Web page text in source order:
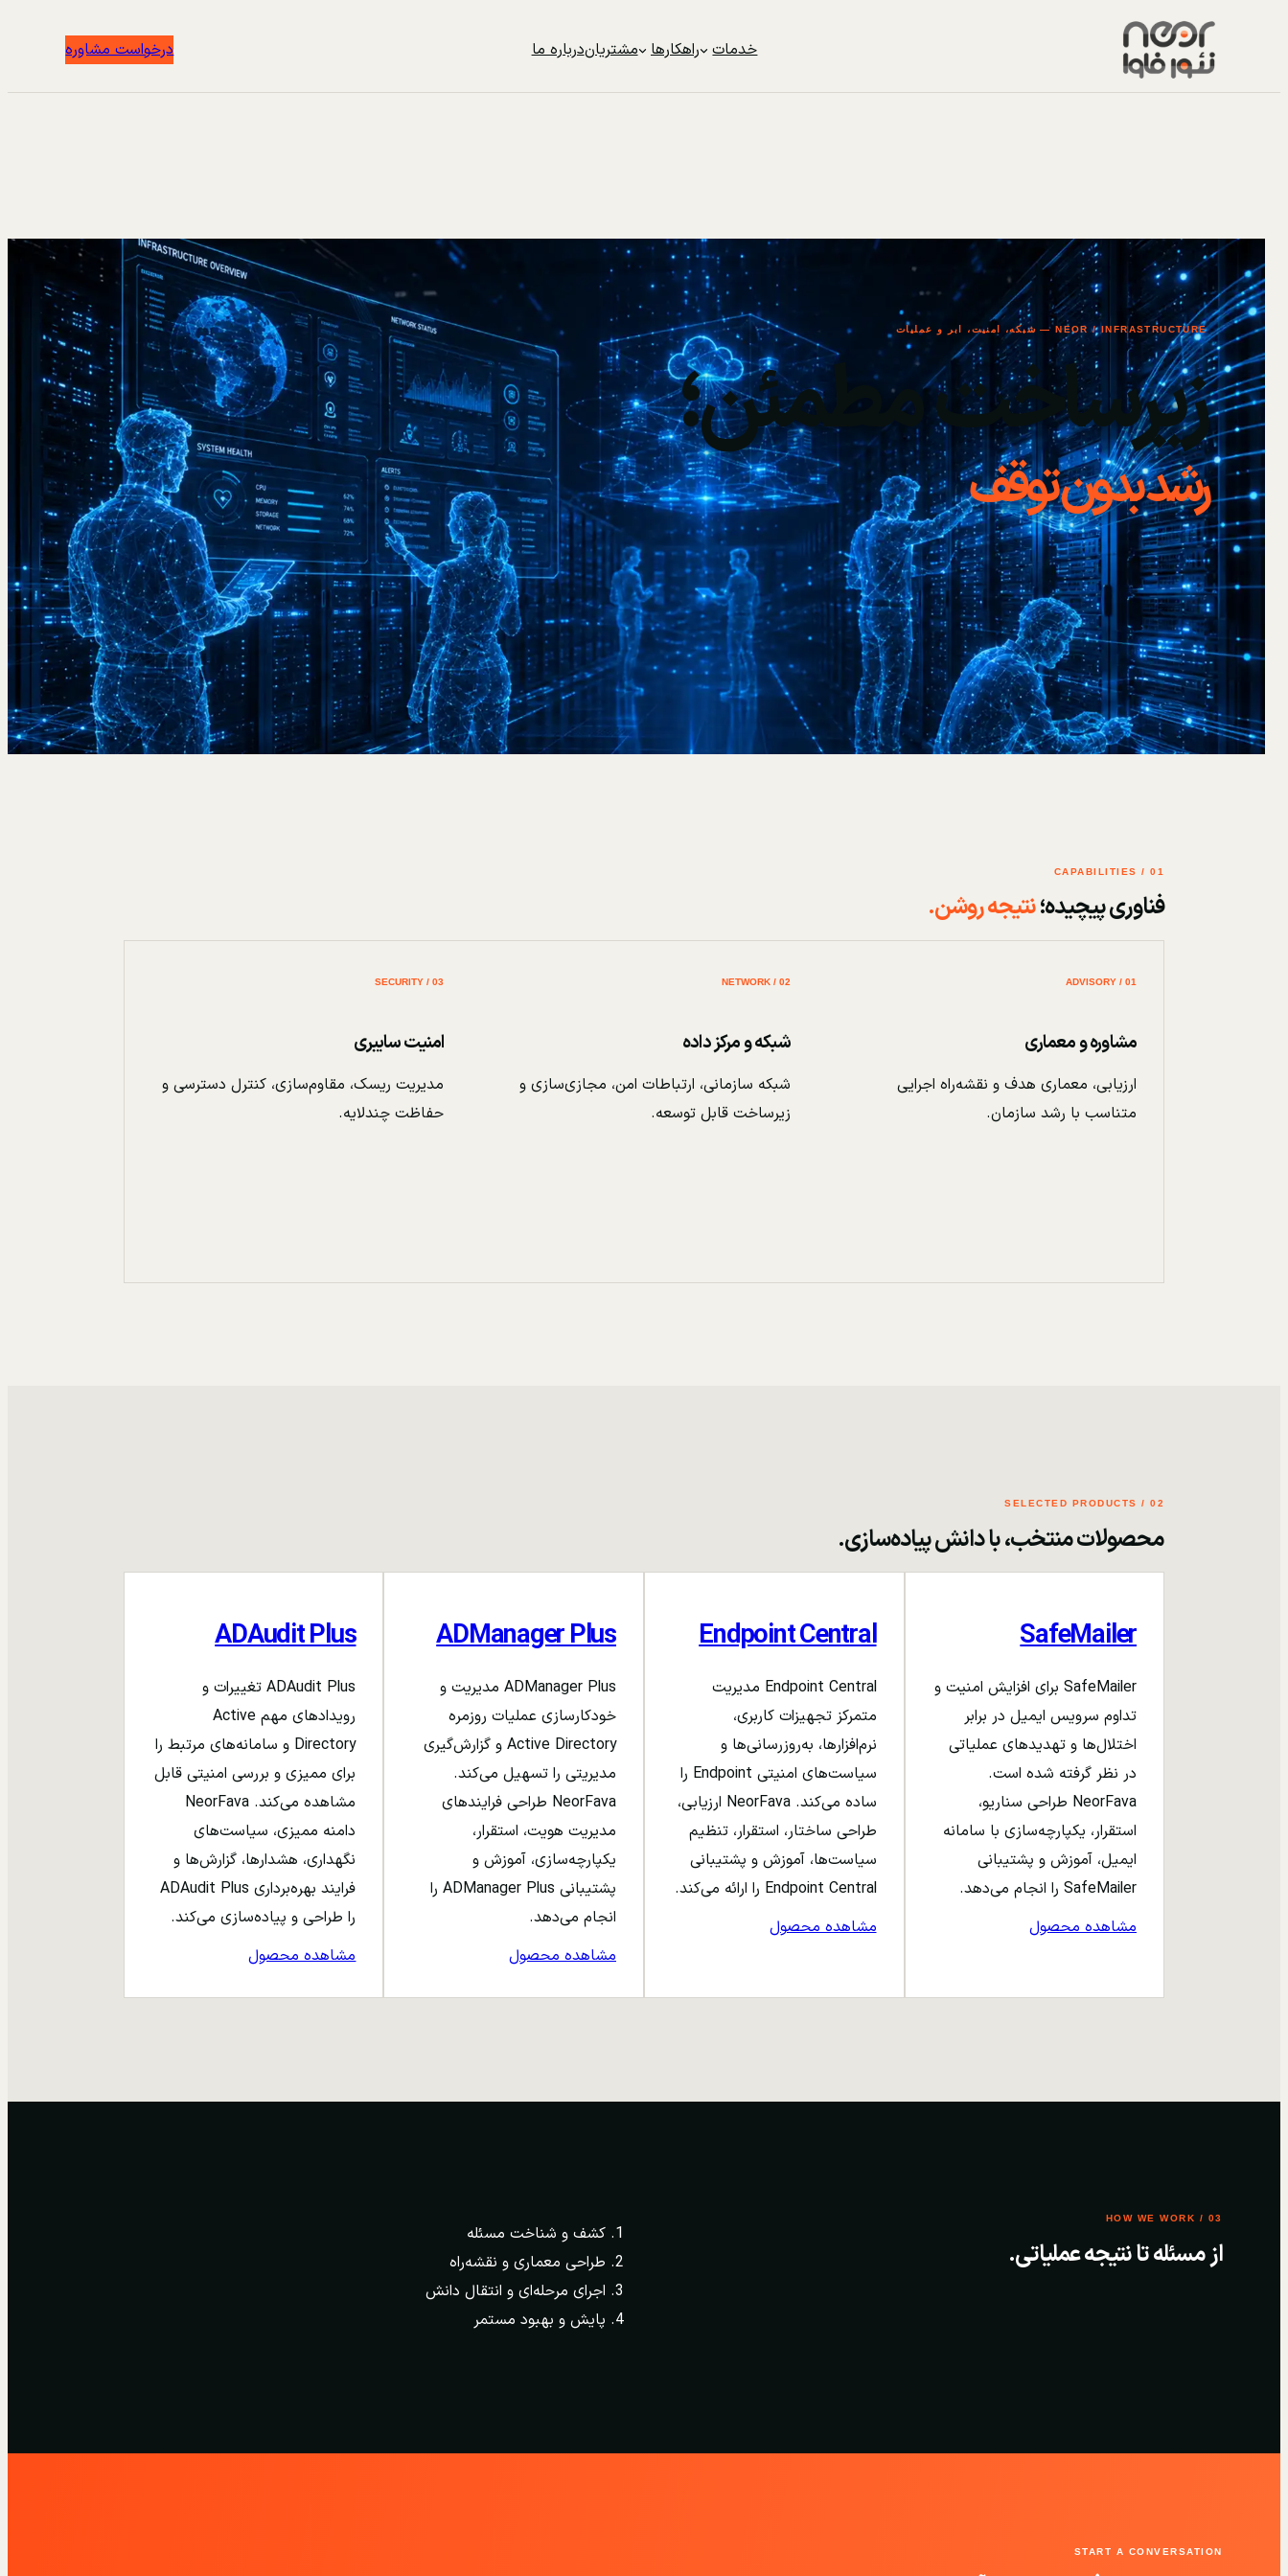
خدمات راهکارها مشتریاندرباره ما درخواست مشاوره
NEOR / INFRASTRUCTURE — شبکه، امنیت، ابر و عملیات
زیرساخت مطمئن؛
رشد بدون توقف
01 / CAPABILITIES
فناوری پیچیده؛نتیجه روشن.
01 / ADVISORY
مشاوره و معماری
ارزیابی، معماری هدف و نقشه‌راه اجرایی
متناسب با رشد سازمان.
02 / NETWORK
شبکه و مرکز داده
شبکه سازمانی، ارتباطات امن، مجازی‌سازی و
زیرساخت قابل توسعه.
03 / SECURITY
امنیت سایبری
مدیریت ریسک، مقاوم‌سازی، کنترل دسترسی و
حفاظت چندلایه.
02 / SELECTED PRODUCTS
محصولات منتخب، با دانش پیاده‌سازی.
SafeMailer
SafeMailer برای افزایش امنیت و
تداوم سرویس ایمیل در برابر
اختلال‌ها و تهدیدهای عملیاتی
در نظر گرفته شده است.
NeorFava طراحی سناریو،
استقرار، یکپارچه‌سازی با سامانه
ایمیل، آموزش و پشتیبانی
SafeMailer را انجام می‌دهد.
مشاهده محصول
Endpoint Central
Endpoint Central مدیریت
متمرکز تجهیزات کاربری،
نرم‌افزارها، به‌روزرسانی‌ها و
سیاست‌های امنیتی Endpoint را
ساده می‌کند. NeorFava ارزیابی،
طراحی ساختار، استقرار، تنظیم
سیاست‌ها، آموزش و پشتیبانی
Endpoint Central را ارائه می‌کند.
مشاهده محصول
ADManager Plus
ADManager Plus مدیریت و
خودکارسازی عملیات روزمره
Active Directory و گزارش‌گیری
مدیریتی را تسهیل می‌کند.
NeorFava طراحی فرایندهای
مدیریت هویت، استقرار،
یکپارچه‌سازی، آموزش و
پشتیبانی ADManager Plus را
انجام می‌دهد.
مشاهده محصول
ADAudit Plus
ADAudit Plus تغییرات و
رویدادهای مهم Active
Directory و سامانه‌های مرتبط را
برای ممیزی و بررسی امنیتی قابل
مشاهده می‌کند. NeorFava
دامنه ممیزی، سیاست‌های
نگهداری، هشدارها، گزارش‌ها و
فرایند بهره‌برداری ADAudit Plus
را طراحی و پیاده‌سازی می‌کند.
مشاهده محصول
03 / HOW WE WORK
از مسئله تا نتیجه عملیاتی.
کشف و شناخت مسئله
طراحی معماری و نقشه‌راه
اجرای مرحله‌ای و انتقال دانش
پایش و بهبود مستمر
START A CONVERSATION